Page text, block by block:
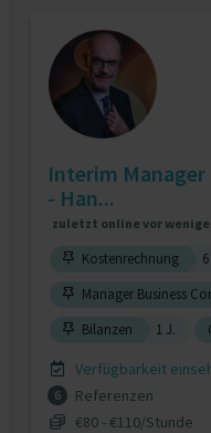
Interim
- Han...
zuletzt online vor
Kostenrechnung
Manager Business
Bilanzen
1 J.
Verfügbarkeit
6
Referenzen
€80 - €110/Stunde